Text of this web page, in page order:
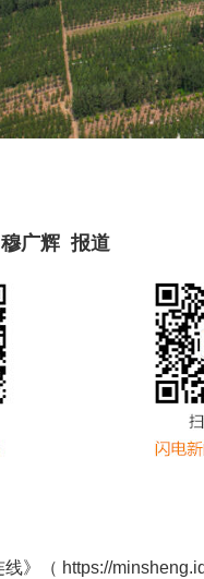
广辉 报道
》（ https://